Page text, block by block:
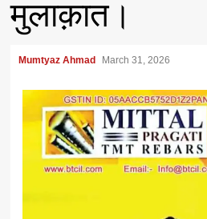
मुलाक़ात।
Mumtyaz Ahmad March 31, 2026